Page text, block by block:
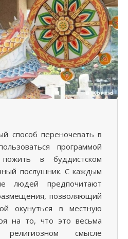
способ переночевать в
программой
в буддистском
послушник. С каждым
людей предпочитают
позволяющий
окунуться в местную
на то, что это весьма
смысле